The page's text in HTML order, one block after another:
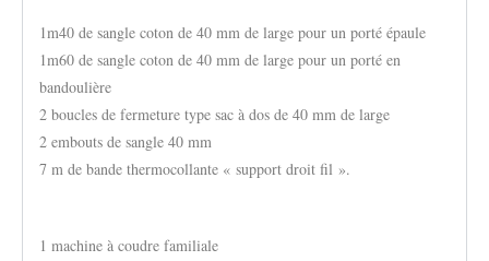
1m40 de sangle coton de 40 mm de large pour un porté épaule
1m60 de sangle coton de 40 mm de large pour un porté en
bandoulière
2 boucles de fermeture type sac à dos de 40 mm de large
2 embouts de sangle 40 mm
7 m de bande thermocollante « support droit fil ».
1 machine à coudre familiale